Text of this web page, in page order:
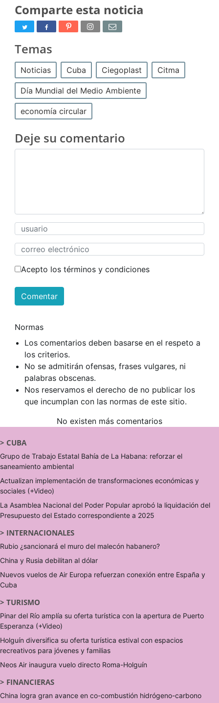
Comparte esta noticia
Temas
Noticias Cuba Ciegoplast Citma
Día Mundial del Medio Ambiente
economía circular
Deje su comentario
Acepto los términos y condiciones
Comentar
Normas
Los comentarios deben basarse en el respeto a
los criterios.
No se admitirán ofensas, frases vulgares, ni
palabras obscenas.
Nos reservamos el derecho de no publicar los
que incumplan con las normas de este sitio.
No existen más comentarios
> CUBA
Grupo de Trabajo Estatal Bahía de La Habana: reforzar el
saneamiento ambiental
Actualizan implementación de transformaciones económicas y
sociales (+Video)
La Asamblea Nacional del Poder Popular aprobó la liquidación del
Presupuesto del Estado correspondiente a 2025
> INTERNACIONALES
Rubio ¿sancionará el muro del malecón habanero?
China y Rusia debilitan al dólar
Nuevos vuelos de Air Europa refuerzan conexión entre España y
Cuba
> TURISMO
Pinar del Río amplía su oferta turística con la apertura de Puerto
Esperanza (+Video)
Holguín diversifica su oferta turística estival con espacios
recreativos para jóvenes y familias
Neos Air inaugura vuelo directo Roma-Holguín
> FINANCIERAS
China logra gran avance en co-combustión hidrógeno-carbono